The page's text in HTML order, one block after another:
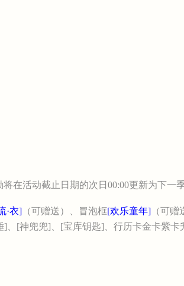
活动截止日期的次日00:00更新为下一季
·衣]（可赠送）、冒泡框[欢乐童年]（可赠
、[神兜兜]、[宝库钥匙]、行历卡金卡紫